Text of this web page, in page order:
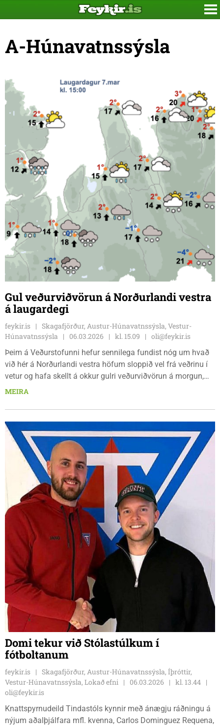
A-Húnavatnssýsla
Gul veðurviðvörun á Norðurlandi vestra
á laugardegi
feykir.is
Skagafjörður, Austur-Húnavatnssýsla, Vestur-
Húnavatnssýsla
06.03.2026 kl. 15.09
oli@feykir.is
Þeim á Veðurstofunni hefur sennilega fundist nóg um hvað
við hér á Norðurlandi vestra höfum sloppið vel frá veðrinu í
vetur og hafa skellt á okkur gulri veðurviðvörun á morgun,
laugardag. Sú gula stendur frá því 8 í fyrramálið og eitthvað
fyrir Strandir og Norðurland vestra: „Sunnan 13-18 m/s og
slydda eða rigning með köflum, en él með kvöldinu. Hiti 2 til
9 stig að deginum. 15-25 í nótt og á morgun og slydda eða
él, hvassast á Ströndum. Heldur hægari annað kvöld.
Kólnandi veður með hita um og yfir frostmarki.“
MEIRA
Domi tekur við Stólastúlkum í
fótboltanum
feykir.is
Skagafjörður, Austur-Húnavatnssýsla, Íþróttir,
Vestur-Húnavatnssýsla, Lokað efni
06.03.2026
kl. 13.44
oli@feykir.is
Knattspyrnudeild Tindastóls kynnir með ánægju ráðningu á
nýjum aðalþjálfara mfl. kvenna, Carlos Dominguez Requena,